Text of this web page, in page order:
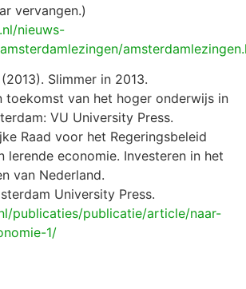
vervangen.)
nieuws-
(2013). Slimmer in 2013.
toekomst van het hoger onderwijs in
VU University Press.
Raad voor het Regeringsbeleid
lerende economie. Investeren in het
van Nederland.
University Press.
publicaties/publicatie/article/naar-
1/